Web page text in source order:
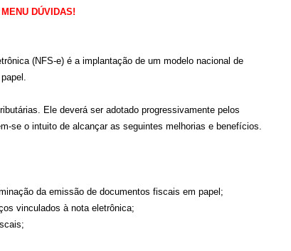
DÚVIDAS!
(NFS-e) é a implantação de um modelo nacional de
Ele deverá ser adotado progressivamente pelos
se o intuito de alcançar as seguintes melhorias e benefícios.
da emissão de documentos fiscais em papel;
vinculados à nota eletrônica;